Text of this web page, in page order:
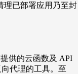
理已部署应用乃至封
供的云函数及 API
代理的工具。至